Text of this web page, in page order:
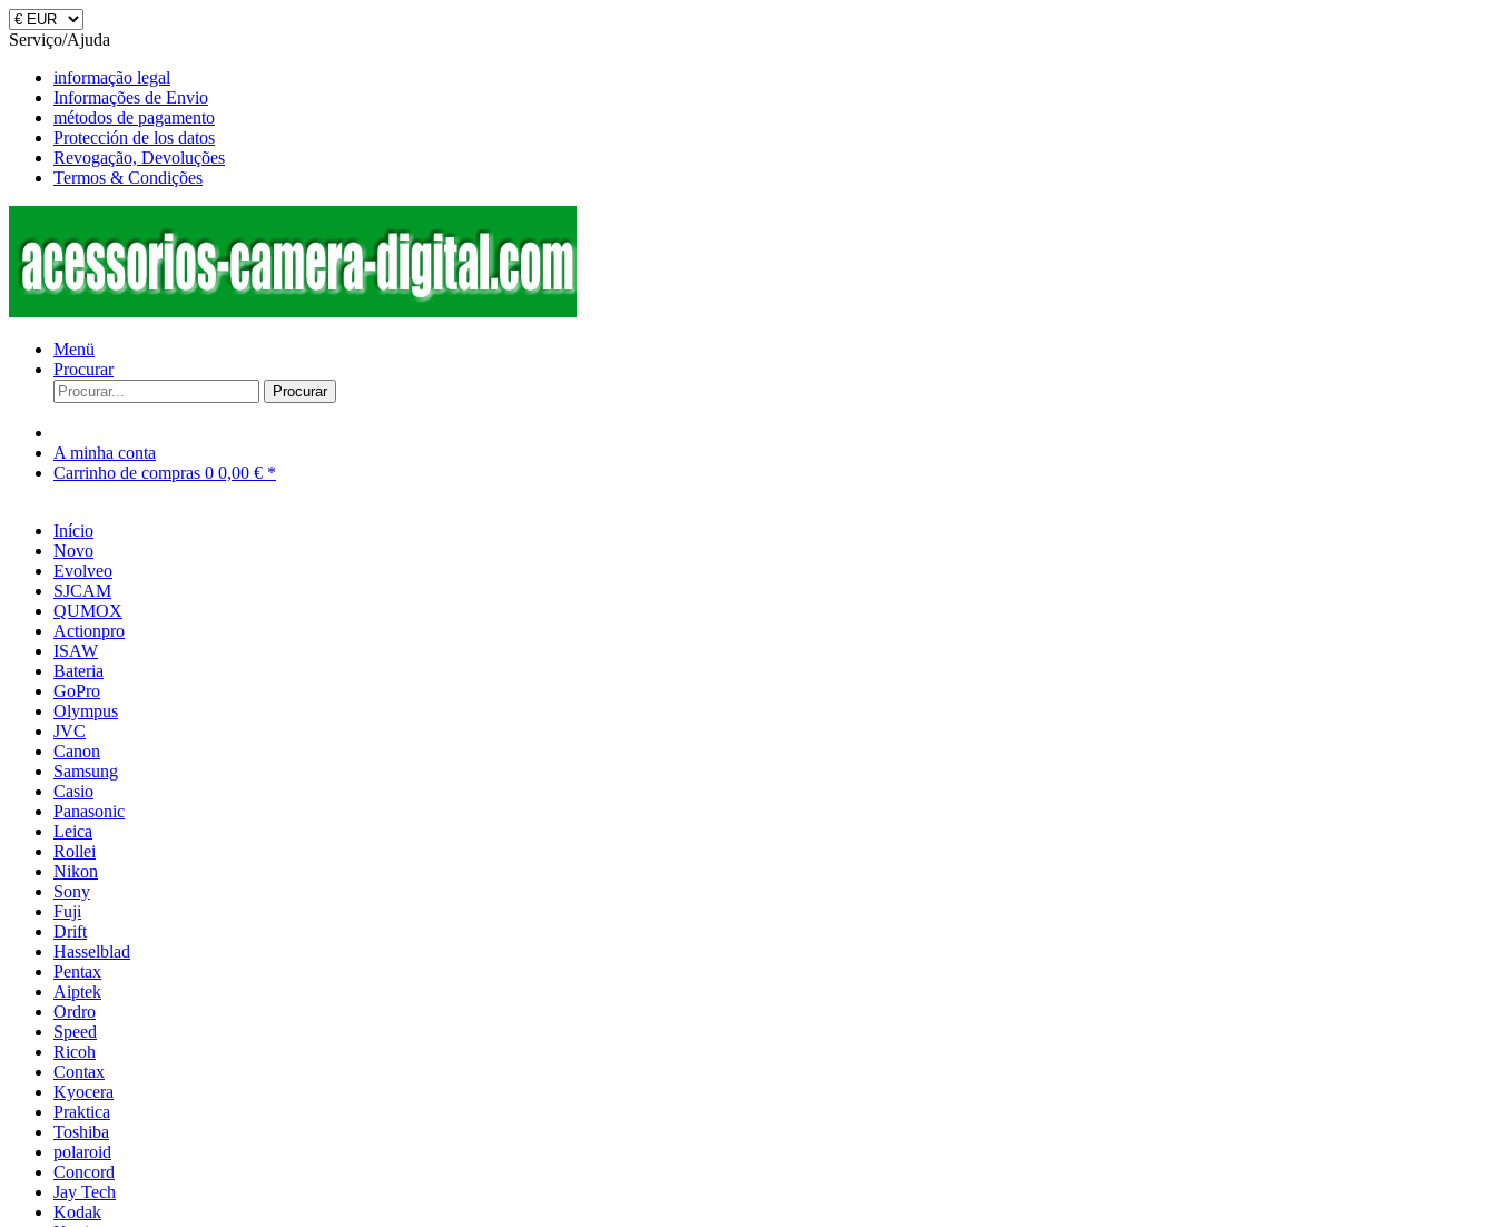
Serviço/Ajuda
informação legal
Informações de Envio
métodos de pagamento
Protección de los datos
Revogação, Devoluções
Termos & Condições
Menü
Procurar
Procurar
A minha conta
Carrinho de compras 0 0,00 € *
Início
Novo
Evolveo
SJCAM
QUMOX
Actionpro
ISAW
Bateria
GoPro
Olympus
JVC
Canon
Samsung
Casio
Panasonic
Leica
Rollei
Nikon
Sony
Fuji
Drift
Hasselblad
Pentax
Aiptek
Ordro
Speed
Ricoh
Contax
Kyocera
Praktica
Toshiba
polaroid
Concord
Jay Tech
Kodak